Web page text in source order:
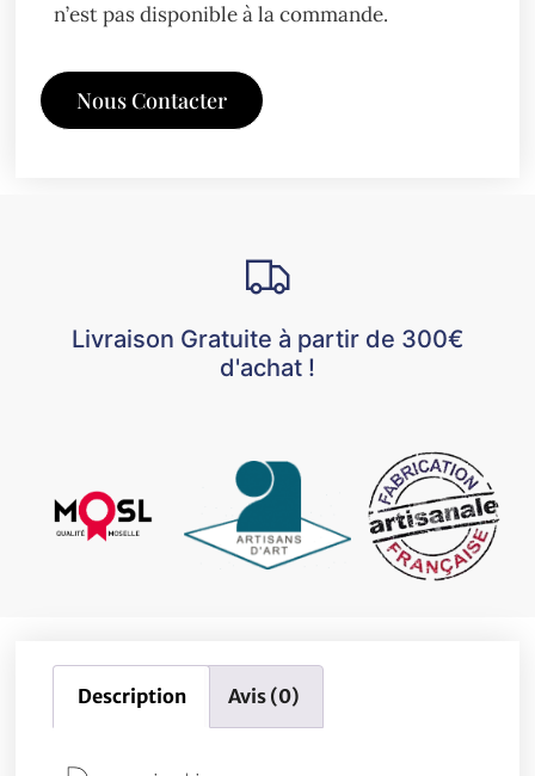
n’est pas disponible à la commande.
Nous Contacter
Livraison Gratuite à partir de 300€
d'achat !
Description Avis (0)